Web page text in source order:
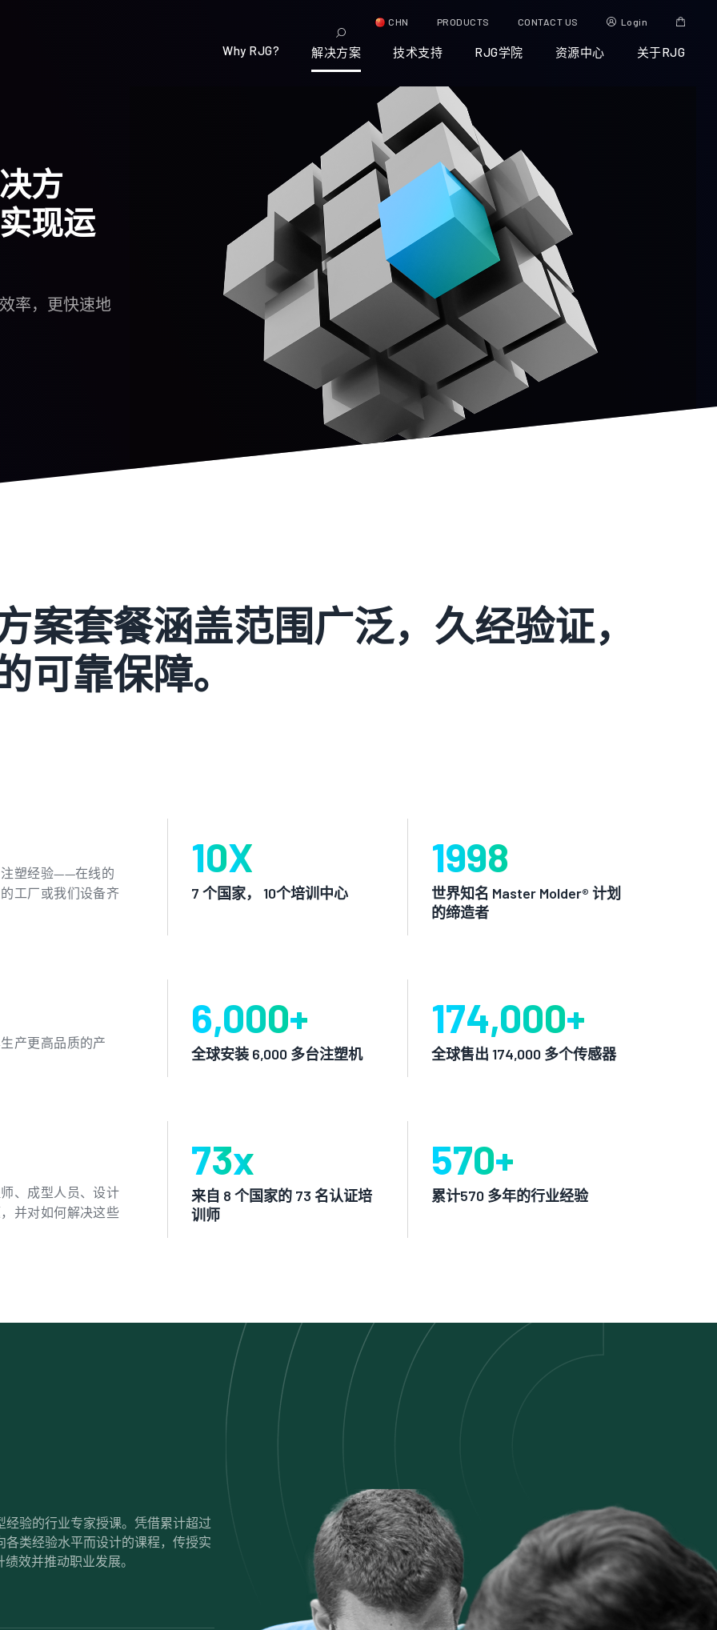
CHN PRODUCTS CONTACT US Login
Why RJG? 解决方案 技术支持 RJG学院 资源中心 关于RJG
方
现运
率，更快速地
案套餐涵盖范围广泛，久经验证，
可靠保障。
塑经验——在线的
工厂或我们设备齐
产更高品质的产
、成型人员、设计
并对如何解决这些
10X
7 个国家， 10个培训中心
1998
世界知名 Master Molder® 计划
的缔造者
6,000+
全球安装 6,000 多台注塑机
174,000+
全球售出 174,000 多个传感器
73x
来自 8 个国家的 73 名认证培
训师
570+
累计570 多年的行业经验
验的行业专家授课。凭借累计超过
类经验水平而设计的课程，传授实
效并推动职业发展。